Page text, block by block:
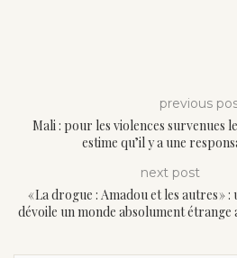
previous
Mali : pour les violences survenues
estime qu’il y a une
next post
« La drogue : Amadou et les autres »
dévoile un monde absolument étrange